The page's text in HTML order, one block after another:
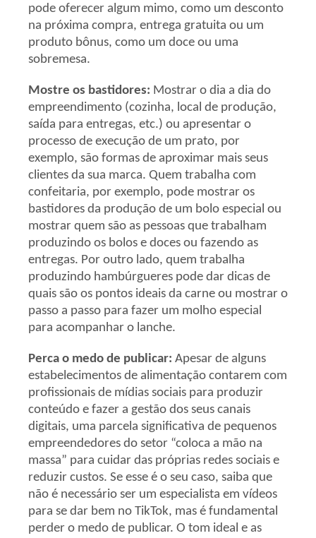
pode oferecer algum mimo, como um desconto
na próxima compra, entrega gratuita ou um
produto bônus, como um doce ou uma
sobremesa.
Mostre os bastidores: Mostrar o dia a dia do
empreendimento (cozinha, local de produção,
saída para entregas, etc.) ou apresentar o
processo de execução de um prato, por
exemplo, são formas de aproximar mais seus
clientes da sua marca. Quem trabalha com
confeitaria, por exemplo, pode mostrar os
bastidores da produção de um bolo especial ou
mostrar quem são as pessoas que trabalham
produzindo os bolos e doces ou fazendo as
entregas. Por outro lado, quem trabalha
produzindo hambúrgueres pode dar dicas de
quais são os pontos ideais da carne ou mostrar o
passo a passo para fazer um molho especial
para acompanhar o lanche.
Perca o medo de publicar: Apesar de alguns
estabelecimentos de alimentação contarem com
profissionais de mídias sociais para produzir
conteúdo e fazer a gestão dos seus canais
digitais, uma parcela significativa de pequenos
empreendedores do setor “coloca a mão na
massa” para cuidar das próprias redes sociais e
reduzir custos. Se esse é o seu caso, saiba que
não é necessário ser um especialista em vídeos
para se dar bem no TikTok, mas é fundamental
perder o medo de publicar. O tom ideal e as